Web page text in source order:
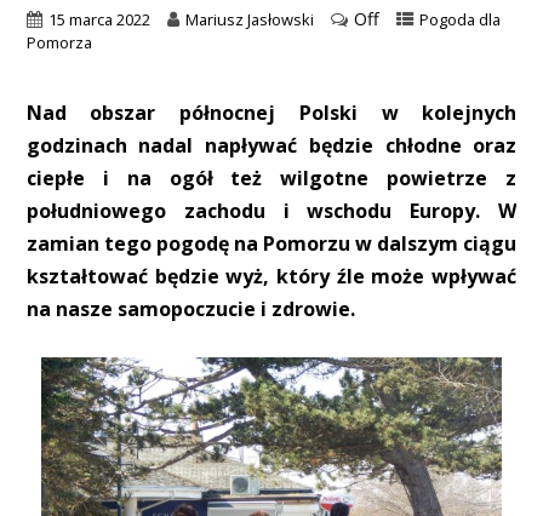
15 marca 2022 Mariusz Jasłowski Off
Pogoda dla
Pomorza
Nad obszar północnej Polski w kolejnych
godzinach nadal napływać będzie chłodne oraz
ciepłe i na ogół też wilgotne powietrze z
południowego zachodu i wschodu Europy. W
zamian tego pogodę na Pomorzu w dalszym ciągu
kształtować będzie wyż, który źle może wpływać
na nasze samopoczucie i zdrowie.